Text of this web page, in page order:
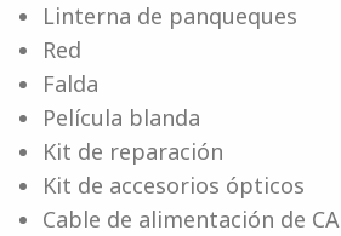
Linterna de panqueques
Red
Falda
Película blanda
Kit de reparación
Kit de accesorios ópticos
Cable de alimentación de CA